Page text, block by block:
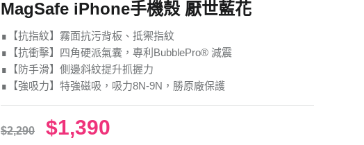
MagSafe iPhone手機殼 厭世藍花
∎【抗指紋】霧面抗污背板、抵禦指紋
∎【抗衝擊】四角硬派氣囊，專利BubblePro® 減震
∎【防手滑】側邊斜紋提升抓握力
∎【強吸力】特強磁吸，吸力8N-9N，勝原廠保護
$2,290 $1,390